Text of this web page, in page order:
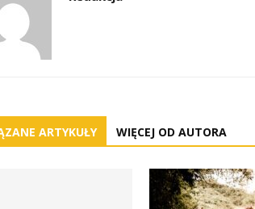
ARTYKUŁY WIĘCEJ OD AUTORA